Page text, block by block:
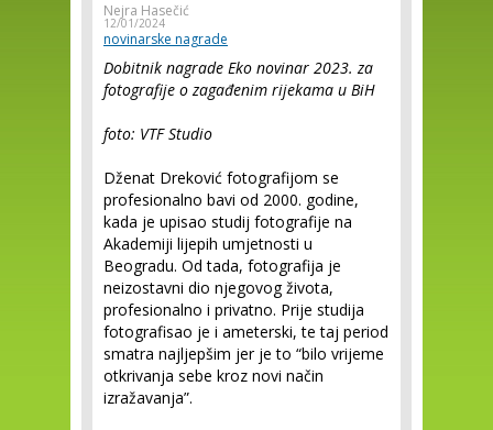
Nejra Hasečić
12/01/2024
novinarske nagrade
Dobitnik nagrade Eko novinar 2023. za
fotografije o zagađenim rijekama u BiH
foto: VTF Studio
Dženat Dreković fotografijom se
profesionalno bavi od 2000. godine,
kada je upisao studij fotografije na
Akademiji lijepih umjetnosti u
Beogradu. Od tada, fotografija je
neizostavni dio njegovog života,
profesionalno i privatno. Prije studija
fotografisao je i ameterski, te taj period
smatra najljepšim jer je to “bilo vrijeme
otkrivanja sebe kroz novi način
izražavanja”.